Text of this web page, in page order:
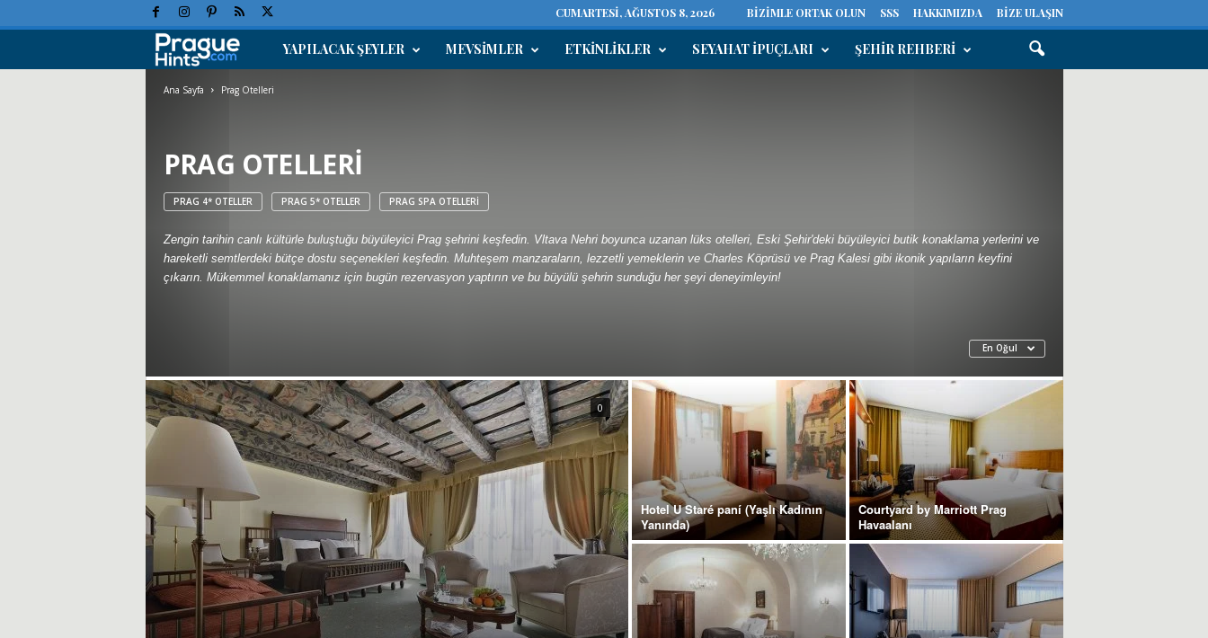
CUMARTESI, AĞUSTOS 8, 2026 BIZIMLE ORTAK OLUN SSS HAKKIMIZDA BIZE ULAŞIN
r
T
a
t
i
,
y
a
YAPILACAK ŞEYLER MEVSIMLER ETKINLIKLER SEYAHAT IPUÇLARI ŞEHIR REHBERI
Ana Sayfa Prag Otelleri
PRAG OTELLERI
PRAG 4* OTELLER PRAG 5* OTELLER PRAG SPA OTELLERI
Zengin tarihin canlı kültürle buluştuğu büyüleyici Prag şehrini keşfedin. Vltava Nehri boyunca uzanan lüks otelleri, Eski Şehir'deki büyüleyici butik konaklama yerlerini ve
hareketli semtlerdeki bütçe dostu seçenekleri keşfedin. Muhteşem manzaraların, lezzetli yemeklerin ve Charles Köprüsü ve Prag Kalesi gibi ikonik yapıların keyfini
çıkarın. Mükemmel konaklamanız için bugün rezervasyon yaptırın ve bu büyülü şehrin sunduğu her şeyi deneyimleyin!
En Oğul
0
Hotel U Staré paní (Yaşlı Kadının
Yanında)
Courtyard by Marriott Prag
Havaalanı